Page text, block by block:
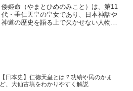
倭姫命（やまとひめのみこと）は、第11
代・垂仁天皇の皇女であり、日本神話や
神道の歴史を語る上で欠かせない人物で
【日本史】仁徳天皇とは？功績や民のかま
ど、大仙古墳をわかりやすく解説